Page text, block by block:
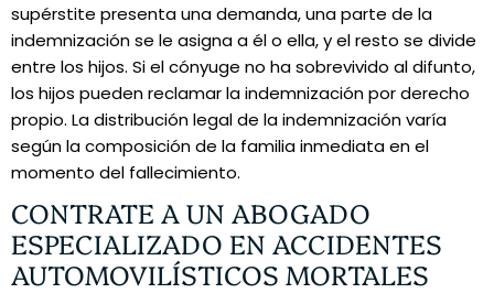
supérstite presenta una demanda, una parte de la
indemnización se le asigna a él o ella, y el resto se divide
entre los hijos. Si el cónyuge no ha sobrevivido al difunto,
los hijos pueden reclamar la indemnización por derecho
propio. La distribución legal de la indemnización varía
según la composición de la familia inmediata en el
momento del fallecimiento.
CONTRATE A UN ABOGADO
ESPECIALIZADO EN ACCIDENTES
AUTOMOVILÍSTICOS MORTALES